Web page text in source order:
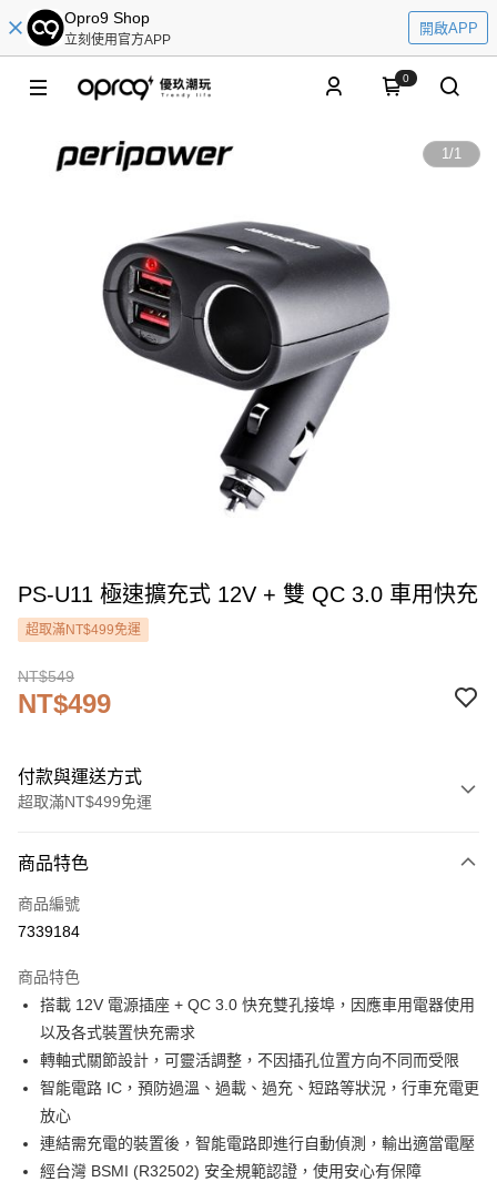
Opro9 Shop
立刻使用官方APP
開啟APP
0
1/1
PS-U11 極速擴充式 12V + 雙 QC 3.0 車用快充
超取滿NT$499免運
NT$549
NT$499
付款與運送方式
超取滿NT$499免運
信用卡一次付款
信用卡分期付款
合作金庫商業銀行
華南商業銀行
彰化商業銀行
上海商業儲蓄銀行
國泰世華商業銀行
兆豐國際商業銀行
臺灣中小企業銀行
台中商業銀行
匯豐（台灣）商業銀行
聯邦商業銀行
元大商業銀行
永豐商業銀行
玉山商業銀行
星展（台灣）商業銀行
6 期 0 利率 每期
華南商業銀行
上海商業儲蓄銀行
台北富邦商業銀行
國泰世華商業銀行
兆豐國際商業銀行
臺灣中小企業銀行
匯豐（台灣）商業銀行
華泰商業銀行
聯邦商業銀行
遠東國際商業銀行
元大商業銀行
永豐商業銀行
12 期 0 利率 每期 NT$41 21家銀行
合作金庫商業銀行
第一商業銀行
上海商業儲蓄銀行
台北富邦商業銀行
國泰世華商業銀行
臺灣中小企業銀行
台中商業銀行
匯豐（台灣）商業銀行
華泰商業銀行
超商取貨付款
LINE Pay
Apple Pay
街口支付
商品特色
商品編號
7339184
商品特色
搭載 12V 電源插座 + QC 3.0 快充雙孔接埠，因應車用電器使用
以及各式裝置快充需求
轉軸式關節設計，可靈活調整，不因插孔位置方向不同而受限
智能電路 IC，預防過溫、過載、過充、短路等狀況，行車充電更
放心
連結需充電的裝置後，智能電路即進行自動偵測，輸出適當電壓
經台灣 BSMI (R32502) 安全規範認證，使用安心有保障